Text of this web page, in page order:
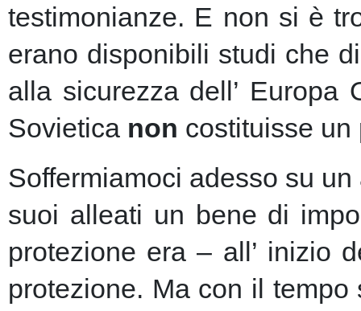
testimonianze. E non si è
erano disponibili studi che
alla sicurezza dell’
Sovietica non costituisse un
Soffermiamoci adesso su
suoi alleati un bene di
protezione era – all’ inizio
protezione. Ma con il tempo